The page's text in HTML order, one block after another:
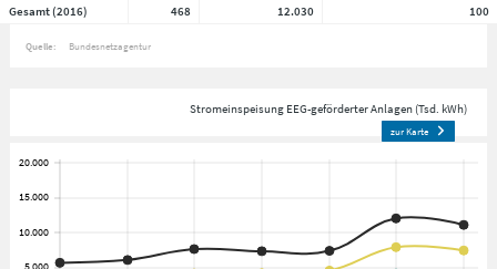
Gesamt (2016)
468 12.030 100
Quelle: Bundesnetzagentur
Stromeinspeisung EEG-geförderter Anlagen (Tsd. kWh)
zur Karte